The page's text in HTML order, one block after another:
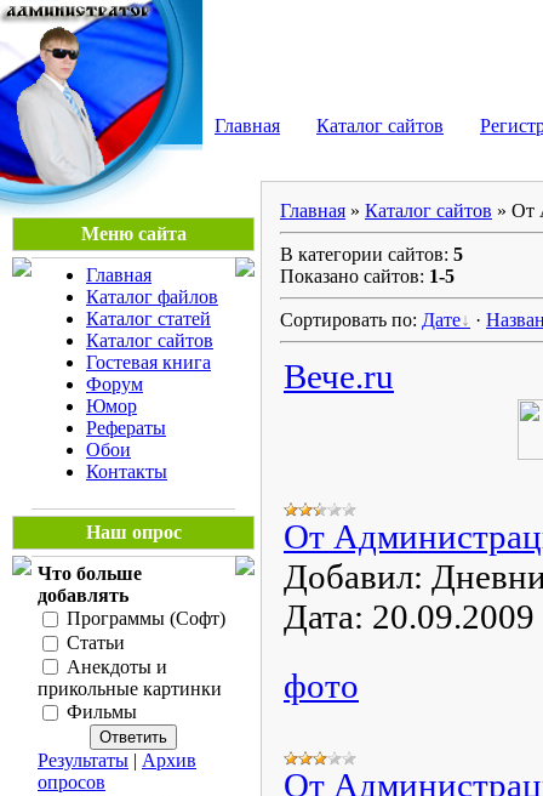
Главная Каталог сайтов
Меню сайта
Главная
Каталог файлов
Каталог статей
Каталог сайтов
Гостевая книга
Форум
Юмор
Рефераты
Обои
Контакты
Наш опрос
Что больше
добавлять
Программы (Софт)
Статьи
Анекдоты и
прикольные картинки
Фильмы
Результаты | Архив
опросов
Главная » Каталог сайтов » От
В категории сайтов: 5
Показано сайтов: 1-5
Сортировать по: Дате ·
Вече.ru
От
Добавил:
Дата: 20.09.2009
фото
От